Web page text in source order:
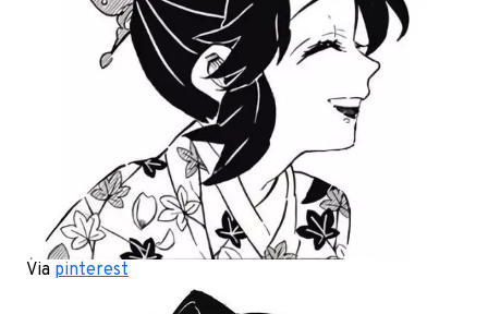
Via pinterest